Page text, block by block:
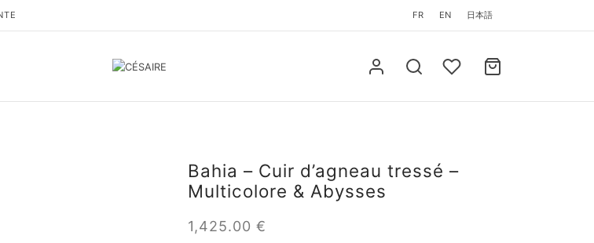
FR EN 日本語
Bahia – Cuir d’agneau tressé –
Multicolore & Abysses
1,425.00 €